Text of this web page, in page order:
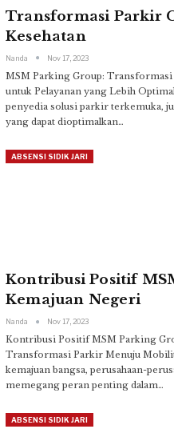
Transformasi Parkir
Kesehatan
Nanda Nov 17, 2023
MSM Parking Group: Transformasi
untuk Pelayanan yang Lebih Optimal
penyedia solusi parkir terkemuka,
yang dapat dioptimalkan…
ABSENSI SIDIK JARI
Kontribusi Positif
Kemajuan Negeri
Nanda Nov 17, 2023
Kontribusi Positif MSM Parking
Transformasi Parkir Menuju
kemajuan bangsa, perusahaan-
memegang peran penting dalam…
ABSENSI SIDIK JARI